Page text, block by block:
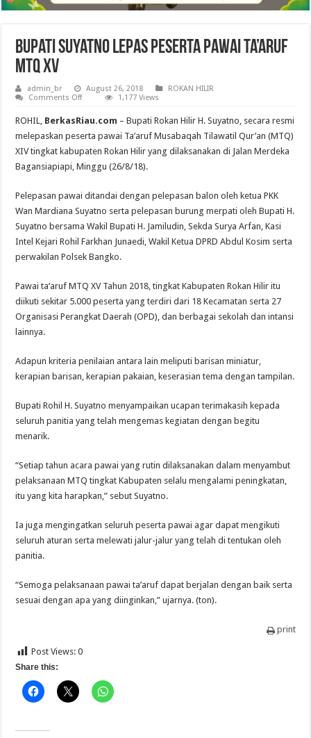
Bupati Suyatno Lepas Peserta Pawai Ta’aruf
MTQ XV
admin_br August 26, 2018
ROKAN HILIR
Comments Offon
Suyatno
Lepas
Peserta
Pawai
Ta’aruf
XV
1,177 Views
ROHIL, BerkasRiau.com – Bupati Rokan Hilir H. Suyatno, secara resmi
melepaskan peserta pawai Ta’aruf Musabaqah Tilawatil Qur’an (MTQ)
XIV tingkat kabupaten Rokan Hilir yang dilaksanakan di Jalan Merdeka
Bagansiapiapi, Minggu (26/8/18).
Pelepasan pawai ditandai dengan pelepasan balon oleh ketua PKK
Wan Mardiana Suyatno serta pelepasan burung merpati oleh Bupati H.
Suyatno bersama Wakil Bupati H. Jamiludin, Sekda Surya Arfan, Kasi
Intel Kejari Rohil Farkhan Junaedi, Wakil Ketua DPRD Abdul Kosim serta
perwakilan Polsek Bangko.
Pawai ta’aruf MTQ XV Tahun 2018, tingkat Kabupaten Rokan Hilir itu
diikuti sekitar 5.000 peserta yang terdiri dari 18 Kecamatan serta 27
Organisasi Perangkat Daerah (OPD), dan berbagai sekolah dan intansi
lainnya.
Adapun kriteria penilaian antara lain meliputi barisan miniatur,
kerapian barisan, kerapian pakaian, keserasian tema dengan tampilan.
Bupati Rohil H. Suyatno menyampaikan ucapan terimakasih kepada
seluruh panitia yang telah mengemas kegiatan dengan begitu
menarik.
“Setiap tahun acara pawai yang rutin dilaksanakan dalam menyambut
pelaksanaan MTQ tingkat Kabupaten selalu mengalami peningkatan,
itu yang kita harapkan,” sebut Suyatno.
Ia juga mengingatkan seluruh peserta pawai agar dapat mengikuti
seluruh aturan serta melewati jalur-jalur yang telah di tentukan oleh
panitia.
“Semoga pelaksanaan pawai ta’aruf dapat berjalan dengan baik serta
sesuai dengan apa yang diinginkan,” ujarnya. (ton).
print
Post Views: 0
Share this: